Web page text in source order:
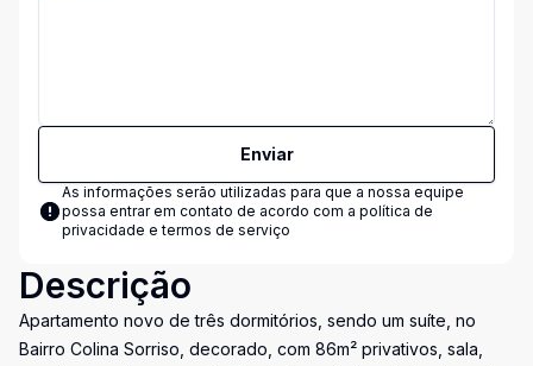
Enviar
As informações serão utilizadas para que a nossa equipe
possa entrar em contato de acordo com a política de
privacidade e termos de serviço
Descrição
Apartamento novo de três dormitórios, sendo um suíte, no
Bairro Colina Sorriso, decorado, com 86m² privativos, sala,